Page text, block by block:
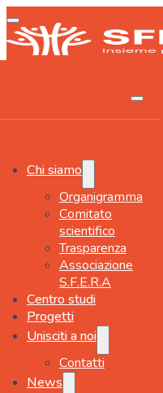
Chi siamo
Organigramma
Comitato
scientifico
Trasparenza
Associazione
S.F.E.R.A
Centro studi
Progetti
Unisciti a noi
Contatti
News